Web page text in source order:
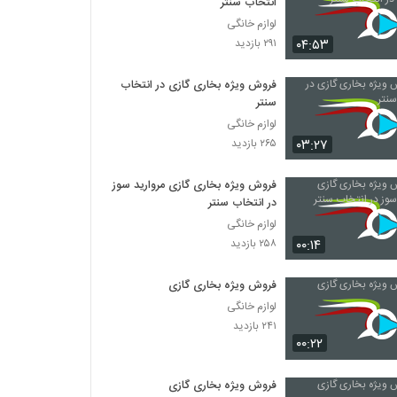
۰۴:۵۳
لوازم خانگی
۲۹۱ بازدید
۰۳:۲۷
فروش ویژه بخاری گازی در انتخاب
سنتر
لوازم خانگی
۲۶۵ بازدید
۰۰:۱۴
فروش ویژه بخاری گازی مروارید سوز
در انتخاب سنتر
لوازم خانگی
۲۵۸ بازدید
۰۰:۲۲
فروش ویژه بخاری گازی
لوازم خانگی
۲۴۱ بازدید
فروش ویژه بخاری گازی